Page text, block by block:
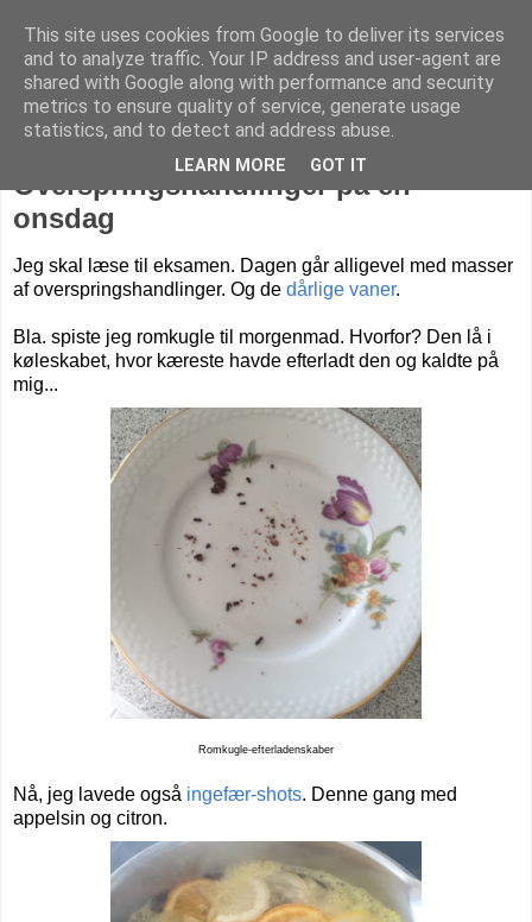
Livet på Vestegnen
Overspringshandlinger på en
onsdag
Jeg skal læse til eksamen. Dagen går alligevel med masser
af overspringshandlinger. Og de dårlige vaner.
Bla. spiste jeg romkugle til morgenmad. Hvorfor? Den lå i
køleskabet, hvor kæreste havde efterladt den og kaldte på
mig...
Romkugle-efterladenskaber
Nå, jeg lavede også ingefær-shots. Denne gang med
appelsin og citron.
This site uses cookies from Google to deliver its services
and to analyze traffic. Your IP address and user-agent are
shared with Google along with performance and security
metrics to ensure quality of service, generate usage
statistics, and to detect and address abuse.
LEARN MORE GOT IT